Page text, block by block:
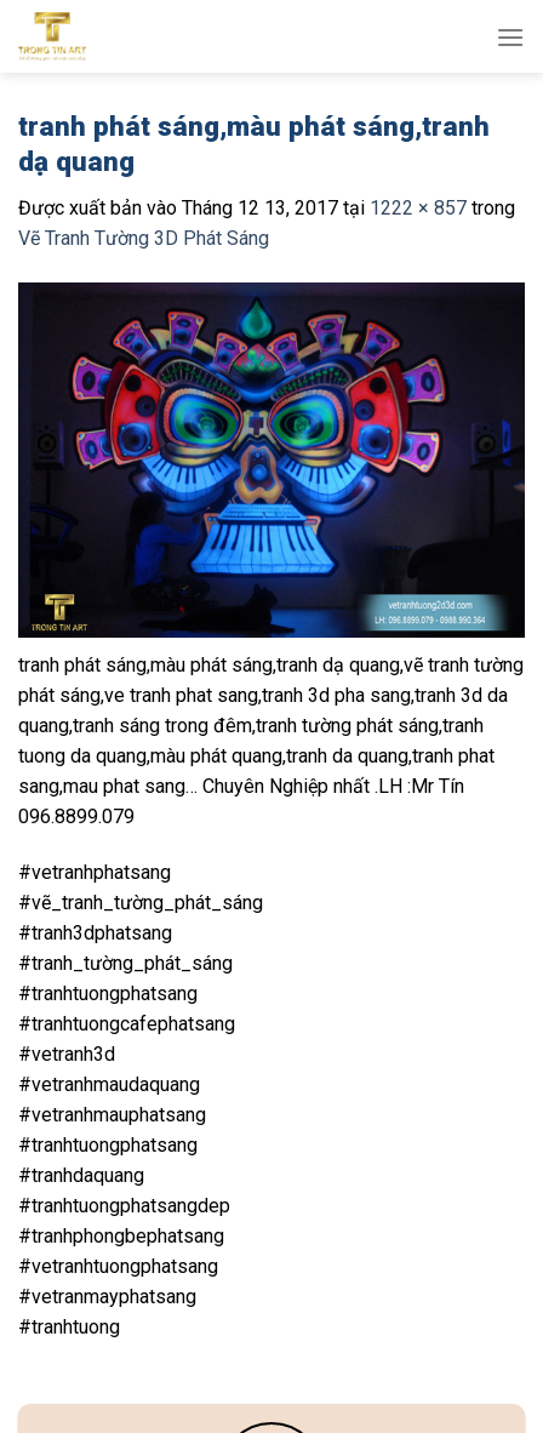
qua
tranh phát sáng,màu phát sáng,tranh
dạ quang
Được xuất bản vào Tháng 12 13, 2017 tại 1222 × 857 trong
Vẽ Tranh Tường 3D Phát Sáng
tranh phát sáng,màu phát sáng,tranh dạ quang,vẽ tranh tường
phát sáng,ve tranh phat sang,tranh 3d pha sang,tranh 3d da
quang,tranh sáng trong đêm,tranh tường phát sáng,tranh
tuong da quang,màu phát quang,tranh da quang,tranh phat
sang,mau phat sang… Chuyên Nghiệp nhất .LH :Mr Tín
096.8899.079
#vetranhphatsang
#vẽ_tranh_tường_phát_sáng
#tranh3dphatsang
#tranh_tường_phát_sáng
#tranhtuongphatsang
#tranhtuongcafephatsang
#vetranh3d
#vetranhmaudaquang
#vetranhmauphatsang
#tranhtuongphatsang
#tranhdaquang
#tranhtuongphatsangdep
#tranhphongbephatsang
#vetranhtuongphatsang
#vetranmayphatsang
#tranhtuong